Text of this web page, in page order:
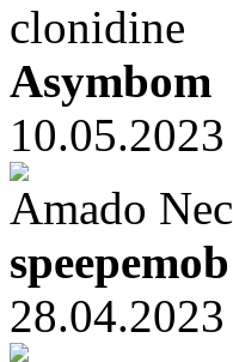
clonidine
Asymbom
Amado
speepemob